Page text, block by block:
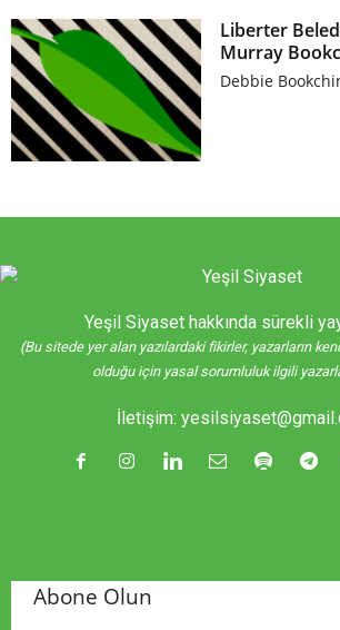
Liberter
Murray
Debbie
Yeşil Siyaset hakkında sürekli
(Bu sitede yer alan yazılardaki fikirler, yazarların
olduğu için yasal sorumluluk ilgili
İletişim:
Abone Olun